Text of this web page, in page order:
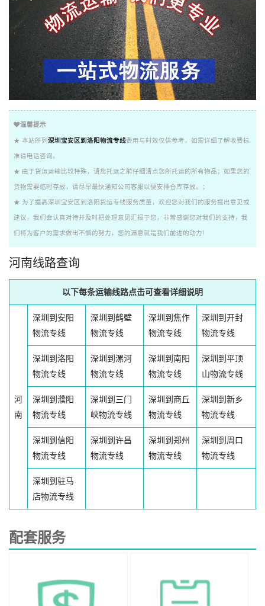
温馨提示
★ 本站所列 深圳宝安区到洛阳物流专线费用与时效仅供参考，如需详细了解收费标
准请电话咨询。
★ 由于货运运输比较特殊，请您托运之前仔细清点您所托运的所有物品；如果您的
货物需要临时存放，请尽早最快通知公司客服以便安排仓库存放。；
★ 为了提高深圳宝安区到洛阳货运专线服务质量，欢迎您对我们的服务提出意见或
建议，我们会认真对待并及时把处理意见汇报于您，非常感谢您对我们的支持，我
们将为客户的需求做出不懈的努力，您的满意就是我们前进的动力!
河南线路查询
以下每条运输线路点击可查看详细说明
河
南
深圳到安阳
物流专线
深圳到鹤壁
物流专线
深圳到焦作
物流专线
深圳到开封
物流专线
深圳到洛阳
物流专线
深圳到漯河
物流专线
深圳到南阳
物流专线
深圳到平顶
山物流专线
深圳到濮阳
物流专线
深圳到三门
峡物流专线
深圳到商丘
物流专线
深圳到新乡
物流专线
深圳到信阳
物流专线
深圳到许昌
物流专线
深圳到郑州
物流专线
深圳到周口
物流专线
深圳到驻马
店物流专线
配套服务